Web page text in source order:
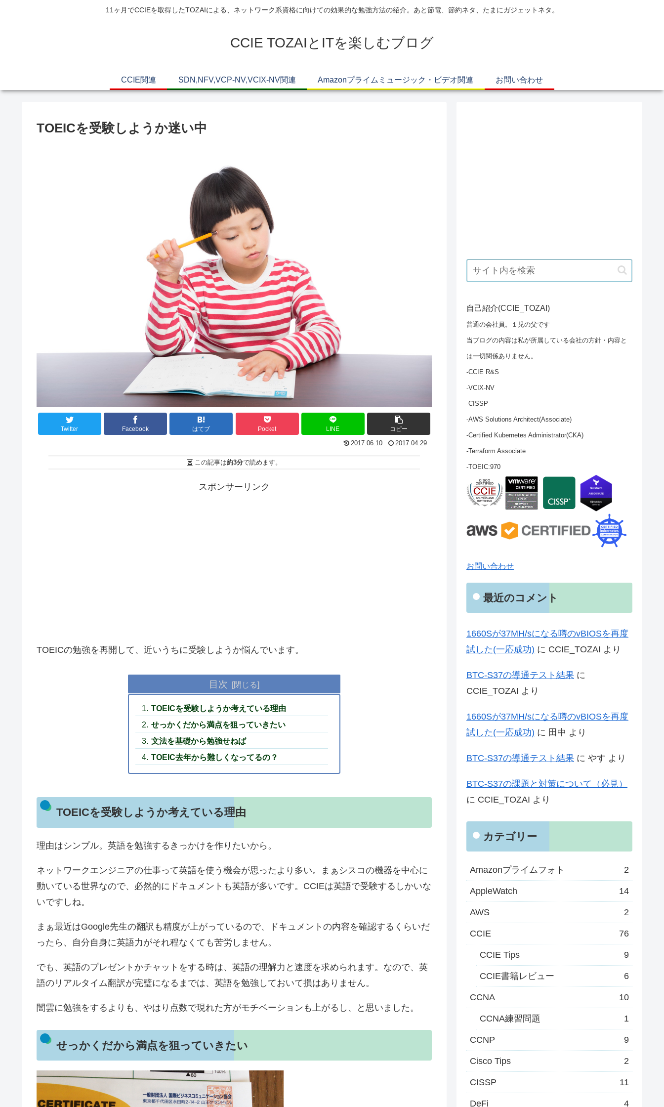
11ヶ月でCCIEを取得したTOZAIによる、ネットワーク系資格に向けての効果的な勉強方法の紹介。あと節電、節約ネタ、たまにガジェットネタ。
CCIE TOZAIとITを楽しむブログ
CCIE関連 SDN,NFV,VCP-NV,VCIX-NV関連 Amazonプライムミュージック・ビデオ関連 お問い合わせ
TOEICを受験しようか迷い中
Twitter Facebook はてブ Pocket LINE コピー
2017.06.10 2017.04.29
この記事は約3分で読めます。
スポンサーリンク
TOEICの勉強を再開して、近いうちに受験しようか悩んでいます。
目次
TOEICを受験しようか考えている理由
せっかくだから満点を狙っていきたい
文法を基礎から勉強せねば
TOEIC去年から難しくなってるの？
TOEICを受験しようか考えている理由
理由はシンプル。英語を勉強するきっかけを作りたいから。
ネットワークエンジニアの仕事って英語を使う機会が思ったより多い。まぁシスコの機器を中心に
動いている世界なので、必然的にドキュメントも英語が多いです。CCIEは英語で受験するしかいな
いですしね。
まぁ最近はGoogle先生の翻訳も精度が上がっているので、ドキュメントの内容を確認するくらいだ
ったら、自分自身に英語力がそれ程なくても苦労しません。
でも、英語のプレゼントかチャットをする時は、英語の理解力と速度を求められます。なので、英
語のリアルタイム翻訳が完璧になるまでは、英語を勉強しておいて損はありません。
闇雲に勉強をするよりも、やはり点数で現れた方がモチベーションも上がるし、と思いました。
せっかくだから満点を狙っていきたい
自己紹介(CCIE_TOZAI)
普通の会社員。１児の父です
当ブログの内容は私が所属している会社の方針・内容と
は一切関係ありません。
-CCIE R&S
-VCIX-NV
-CISSP
-AWS Solutions Architect(Associate)
-Certified Kubernetes Administrator(CKA)
-Terraform Associate
-TOEIC:970
お問い合わせ
最近のコメント
1660Sが37MH/sになる噂のvBIOSを再度
試した(一応成功) に CCIE_TOZAI より
BTC-S37の導通テスト結果 に
CCIE_TOZAI より
1660Sが37MH/sになる噂のvBIOSを再度
試した(一応成功) に 田中 より
BTC-S37の導通テスト結果 に やす より
BTC-S37の課題と対策について（必見）
に CCIE_TOZAI より
カテゴリー
Amazonプライムフォト 2
AppleWatch 14
AWS 2
CCIE 76
CCIE Tips 9
CCIE書籍レビュー 6
CCNA 10
CCNA練習問題 1
CCNP 9
Cisco Tips 2
CISSP 11
DeFi 4